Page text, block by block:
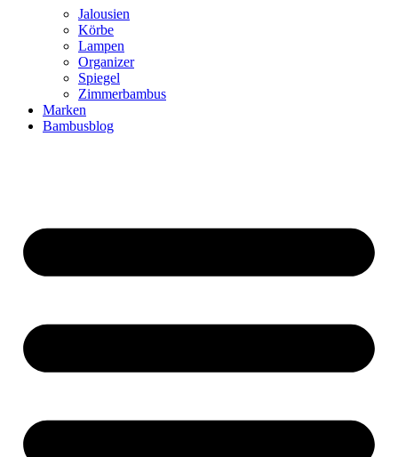
Jalousien
Körbe
Lampen
Organizer
Spiegel
Zimmerbambus
Marken
Bambusblog